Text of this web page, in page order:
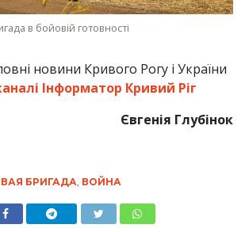
в бойовій готовності
новини Кривого Рогу і України
Інформатор Кривий Ріг
Євгенія Глубінок
БРИГАДА, ВОЙНА